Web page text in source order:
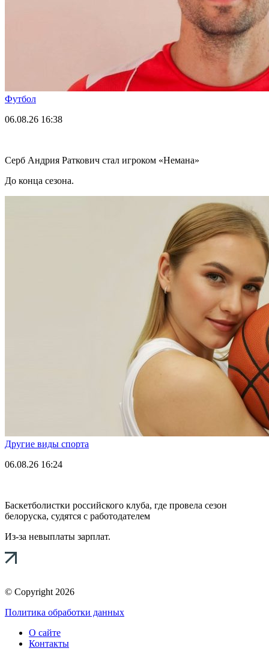
Футбол
06.08.26 16:38
Серб Андрия Раткович стал игроком «Немана»
До конца сезона.
Другие виды спорта
06.08.26 16:24
Баскетболистки российского клуба, где провела сезон
белоруска, судятся с работодателем
Из-за невыплаты зарплат.
© Copyright 2026
Политика обработки данных
О сайте
Контакты